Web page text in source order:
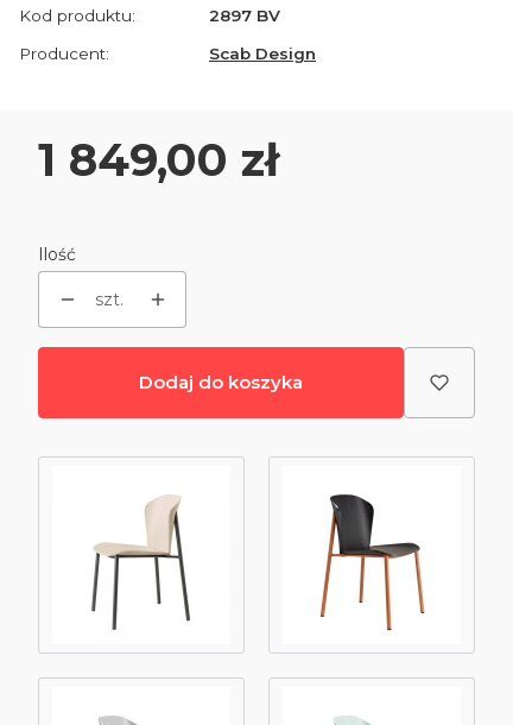
Kod produktu:
2897 BV
Producent:
Scab Design
Cena
1 849,00 zł
Ilość
szt.
Dodaj do koszyka